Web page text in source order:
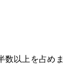
数以上を占めま